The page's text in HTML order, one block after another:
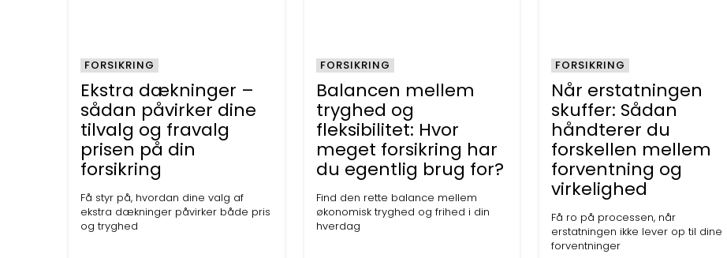
Ekstra dækninger –
sådan påvirker dine
tilvalg og fravalg
prisen på din
forsikring
Få styr på, hvordan dine valg af
ekstra dækninger påvirker både pris
og tryghed
FORSIKRING
Balancen mellem
tryghed og
fleksibilitet: Hvor
meget forsikring har
du egentlig brug for?
Find den rette balance mellem
økonomisk tryghed og frihed i din
hverdag
FORSIKRING
Når erstatningen
skuffer: Sådan
håndterer du
forskellen mellem
forventning og
virkelighed
Få ro på processen, når
erstatningen ikke lever op til dine
forventninger
FORSIKRING